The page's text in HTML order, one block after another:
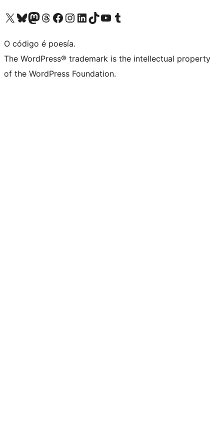
Visita la cuenta de X (anteriormente Twitter)
Visita a nosa conta de Bluesky
Visita a nosa conta de Mastodon
Visita a nosa conta de Threads
Visita a nosa páxina de Facebook
Visita a nosa conta de Instagram
Visita a nosa conta de LinkedIn
Visita a nosa conta de TikTok
Visita a nosa canle de YouTube
Visita a nosa conta de Tumblr
O código é poesía.
The WordPress® trademark is the intellectual property
of the WordPress Foundation.